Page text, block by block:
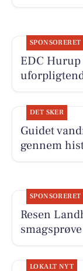
SPONSORERET
EDC
DET SKER
Guidet
gennem
SPONSORERET
Resen
LOKALT NYT